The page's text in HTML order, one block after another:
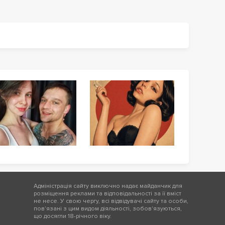
Адміністрація сайту виключно надає майданчик для
розміщення реклами та відповідальності за її вміст
не несе. У свою чергу, всі відвідувачі сайту та особи,
пов'язані з цим видом діяльності, зобов'язуються,
що досягли 18-річного віку.